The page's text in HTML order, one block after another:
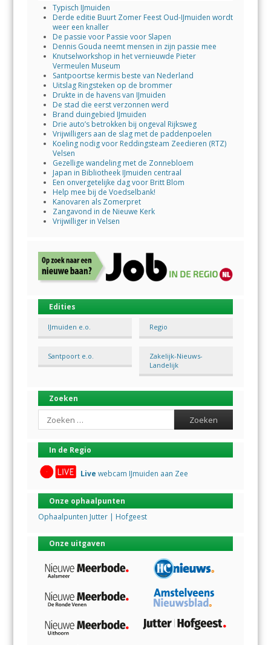
Typisch IJmuiden
Derde editie Buurt Zomer Feest Oud-IJmuiden wordt
weer een knaller
De passie voor Passie voor Slapen
Dennis Gouda neemt mensen in zijn passie mee
Knutselworkshop in het vernieuwde Pieter
Vermeulen Museum
Santpoortse kermis beste van Nederland
Uitslag Ringsteken op de brommer
Drukte in de havens van IJmuiden
De stad die eerst verzonnen werd
Brand duingebied IJmuiden
Drie auto’s betrokken bij ongeval Rijksweg
Vrijwilligers aan de slag met de paddenpoelen
Koeling nodig voor Reddingsteam Zeedieren (RTZ)
Velsen
Gezellige wandeling met de Zonnebloem
Japan in Bibliotheek IJmuiden centraal
Een onvergetelijke dag voor Britt Blom
Help mee bij de Voedselbank!
Kanovaren als Zomerpret
Zangavond in de Nieuwe Kerk
Vrijwilliger in Velsen
Edities
IJmuiden e.o. Regio
Santpoort e.o.
Zakelijk-Nieuws-
Landelijk
Zoeken
Search
In de Regio
Live webcam IJmuiden aan Zee
Onze ophaalpunten
Ophaalpunten Jutter | Hofgeest
Onze uitgaven